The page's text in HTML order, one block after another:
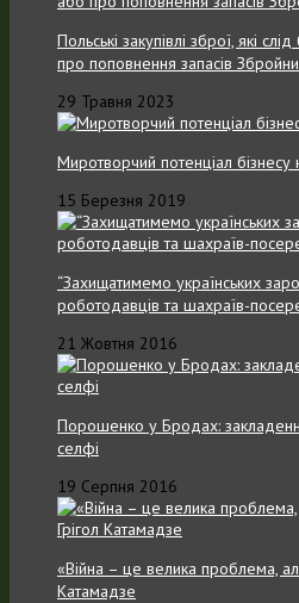
Польські закупівлі зброї, які
про поповнення запасів
29 Травня 2023
Миротворчий потенціал
15 Березня 2019
“Захищатимемо українських
роботодавців та шахраїв-
21 Жовтня 2016
Порошенко у Бродах:
селфі
19 Серпня 2016
«Війна – це велика проблема,
Катамадзе